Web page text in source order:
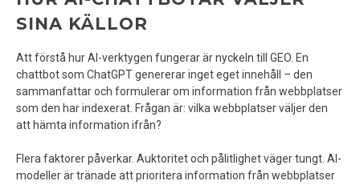
SINA KÄLLOR
Att förstå hur AI-verktygen fungerar är nyckeln till GEO. En
chattbot som ChatGPT genererar inget eget innehåll – den
sammanfattar och formulerar om information från webbplatser
som den har indexerat. Frågan är: vilka webbplatser väljer den
att hämta information ifrån?
Flera faktorer påverkar. Auktoritet och pålitlighet väger tungt. AI-
modeller är tränade att prioritera information från webbplatser